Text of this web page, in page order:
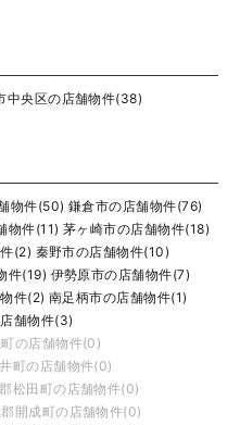
中央区の店舗物件(38)
物件(50) 鎌倉市の店舗物件(76)
物件(11) 茅ヶ崎市の店舗物件(18)
(2) 秦野市の店舗物件(10)
件(19) 伊勢原市の店舗物件(7)
件(2) 南足柄市の店舗物件(1)
舗物件(3)
の店舗物件(0)
町の店舗物件(0)
松田町の店舗物件(0)
開成町の店舗物件(0)